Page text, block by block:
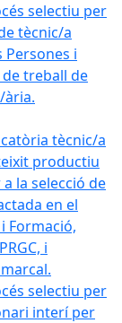
selectiu per
tècnic/a
Persones i
treball de
tècnic/a
productiu
la selecció de
en el
Formació,
i
selectiu per
interí per